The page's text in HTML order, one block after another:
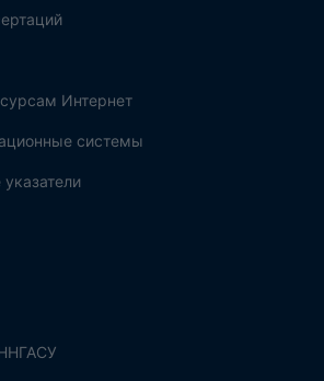
Интернет
системы